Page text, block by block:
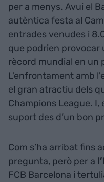
per a menys. Avui el
autèntica festa al
entrades venudes i
que podrien provocar
rècord mundial en un
L'enfrontament amb
el gran atractiu dels
Champions League.
suport des d’un bon
Com s’ha arribat fins
pregunta, però per a
FCB Barcelona i